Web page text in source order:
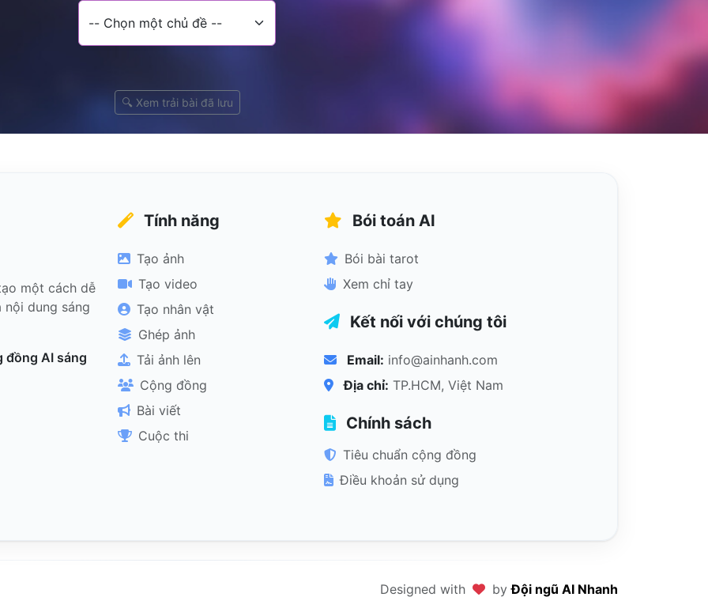
🔍 Xem trải bài đã lưu
một cách dễ
nội dung sáng
đồng AI sáng
Tính năng
Tạo ảnh
Tạo video
Tạo nhân vật
Ghép ảnh
Tải ảnh lên
Cộng đồng
Bài viết
Cuộc thi
Bói toán AI
Bói bài tarot
Xem chỉ tay
Kết nối với chúng tôi
Email: info@ainhanh.com
Địa chỉ: TP.HCM, Việt Nam
Chính sách
Tiêu chuẩn cộng đồng
Điều khoản sử dụng
Designed with byĐội ngũ AI Nhanh